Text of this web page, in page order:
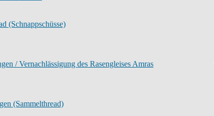
(Schnappschüsse)
/ Vernachlässigung des Rasengleises Amras
(Sammelthread)